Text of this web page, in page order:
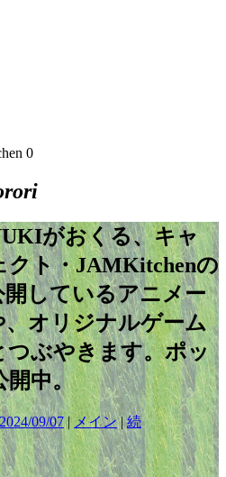
0
がおくる、キャ
クト・JAMKitchenの
しているアニメー
オリジナルゲーム
つぶやきます。ポッ
開中。
09/07|メイン|続